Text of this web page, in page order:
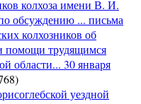
колхоза имени В. И.
обсуждению ... письма
колхозников об
помощи трудящимся
области... 30 января
)
уездной